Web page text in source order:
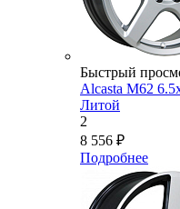
Быстрый
Alcasta M62
Литой
2
8 556 ₽
Подробнее